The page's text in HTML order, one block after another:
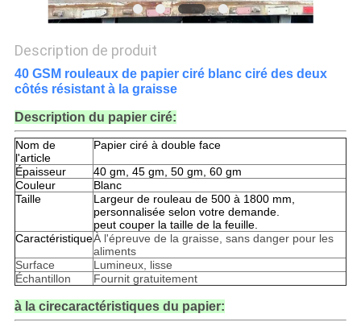
POLITIQUE
DE
CONFIDENTIALITÉ
Description de produit
40 GSM rouleaux de papier ciré blanc ciré des deux
côtés résistant à la graisse
Description du papier ciré:
Nom de
l'article
Papier ciré à double face
Épaisseur
40 gm, 45 gm, 50 gm, 60 gm
Couleur
Blanc
Taille
Largeur de rouleau de 500 à 1800 mm,
personnalisée selon votre demande.
peut couper la taille de la feuille.
CaractéristiqueÀ l'épreuve de la graisse, sans danger pour les
aliments
Surface
Lumineux, lisse
Échantillon
Fournit gratuitement
à la cirecaractéristiques du papier: